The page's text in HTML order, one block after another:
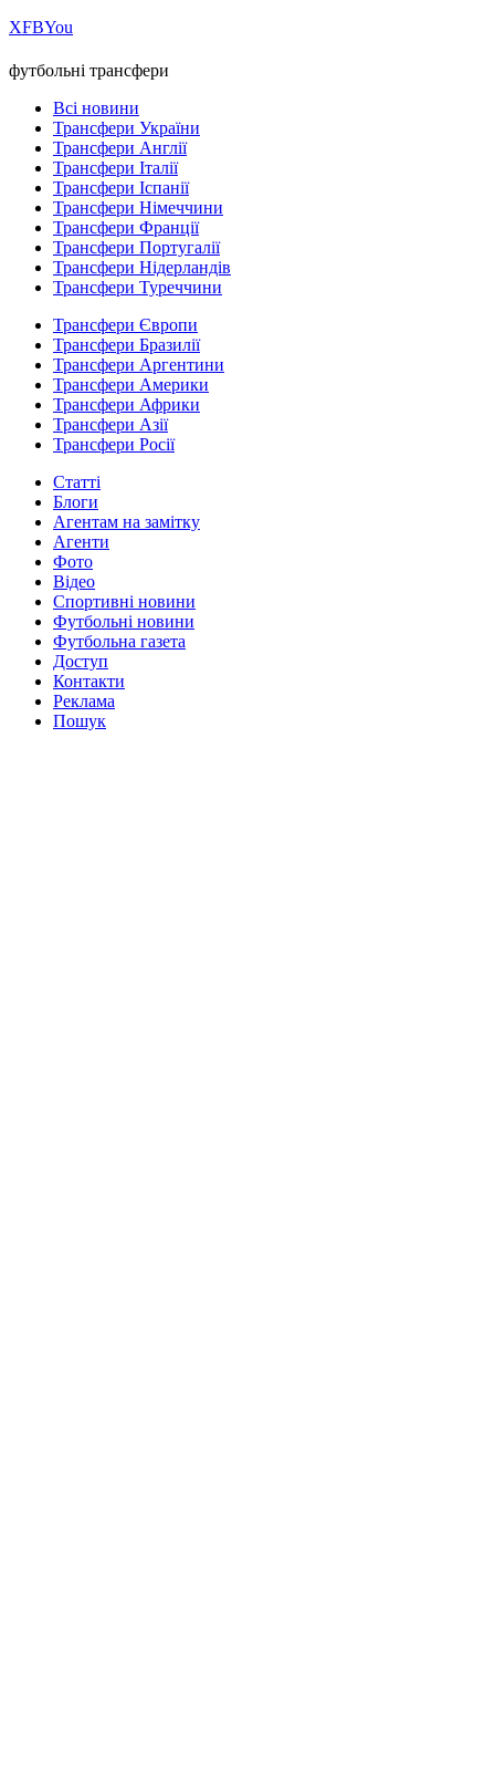
ХFBYou
футбольні трансфери
Всі новини
Трансфери України
Трансфери Англії
Трансфери Італії
Трансфери Іспанії
Трансфери Німеччини
Трансфери Франції
Трансфери Португалії
Трансфери Нідерландів
Трансфери Туреччини
Трансфери Європи
Трансфери Бразилії
Трансфери Аргентини
Трансфери Америки
Трансфери Африки
Трансфери Азії
Трансфери Росії
Статті
Блоги
Агентам на замітку
Агенти
Фото
Відео
Спортивні новини
Футбольні новини
Футбольна газета
Доступ
Контакти
Реклама
Пошук